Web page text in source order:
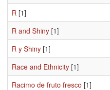
R [1]
R and Shiny [1]
R y Shiny [1]
Race and Ethnicity [1]
Racimo de fruto fresco [1]